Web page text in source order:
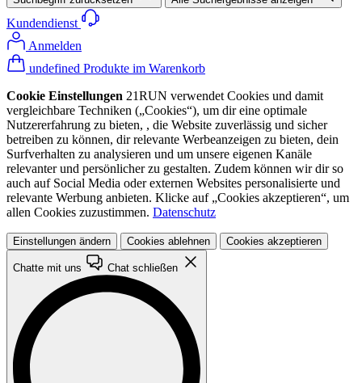
Kundendienst
Anmelden
undefined Produkte im Warenkorb
Cookie Einstellungen 21RUN verwendet Cookies und damit
vergleichbare Techniken („Cookies“), um dir eine optimale
Nutzererfahrung zu bieten, , die Website zuverlässig und sicher
betreiben zu können, dir relevante Werbeanzeigen zu bieten, dein
Surfverhalten zu analysieren und um unsere eigenen Kanäle
relevanter und persönlicher zu gestalten. Zudem können wir dir so
auch auf Social Media oder externen Websites personalisierte und
relevante Werbung anbieten. Klicke auf „Cookies akzeptieren“, um
allen Cookies zuzustimmen. Datenschutz
Einstellungen ändern Cookies ablehnen Cookies akzeptieren
Chatte mit uns Chat schließen